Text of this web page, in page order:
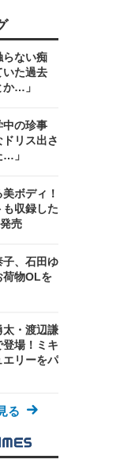
らない痴
いた過去
か…」
中の珍事
リス出さ
…」
ボディ！
収録した
売
、石田ゆ
荷物OLを
太・渡辺謙
登場！ミキ
エリーをパ
る